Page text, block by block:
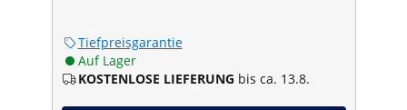
Tiefpreisgarantie
Auf Lager
KOSTENLOSE LIEFERUNG bis ca. 13.8.